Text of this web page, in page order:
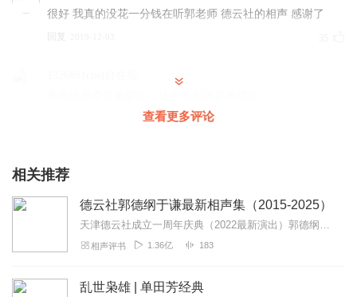
很好 我真的没花一分钱在听郭老师 德云社的相声 感谢了
回复
经常被“叫小番”叫醒的朋友赞我！！！
2020-05-27 19
听友32770643
2019-12-09
查看更多评论
相关推荐
德云社郭德纲于谦最新相声集（2015-2025）
天津德云社成立一周年庆典（2022最新演出）郭德纲、于谦领衔，云鹤九霄众弟子集结！【全明星场】张云雷杨九郎爆笑演绎《白娘子》点我去听【特别奉献场】郭德纲张云...
相声评书 1.36亿 183
乱世枭雄 | 单田芳经典